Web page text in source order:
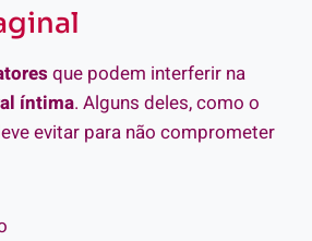
que podem interferir na
íntima. Alguns deles, como o
evitar para não comprometer